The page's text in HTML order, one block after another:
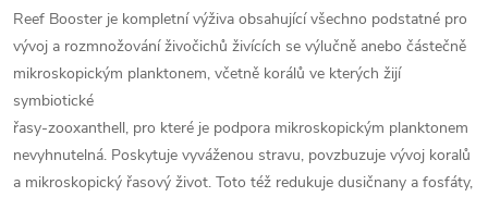
Reef Booster je kompletní výživa obsahující všechno podstatné pro
vývoj a rozmnožování živočichů živících se výlučně anebo částečně
mikroskopickým planktonem, včetně korálů ve kterých žijí
symbiotické
řasy-zooxanthell, pro které je podpora mikroskopickým planktonem
nevyhnutelná. Poskytuje vyváženou stravu, povzbuzuje vývoj koralů
a mikroskopický řasový život. Toto též redukuje dusičnany a fosfáty,